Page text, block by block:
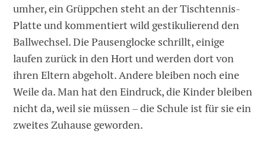
umher, ein Grüppchen steht an der Tischtennis-
Platte und kommentiert wild gestikulierend den
Ballwechsel. Die Pausenglocke schrillt, einige
laufen zurück in den Hort und werden dort von
ihren Eltern abgeholt. Andere bleiben noch eine
Weile da. Man hat den Eindruck, die Kinder bleiben
nicht da, weil sie müssen – die Schule ist für sie ein
zweites Zuhause geworden.